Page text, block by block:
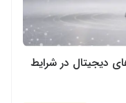
دیجیتال در شرایط